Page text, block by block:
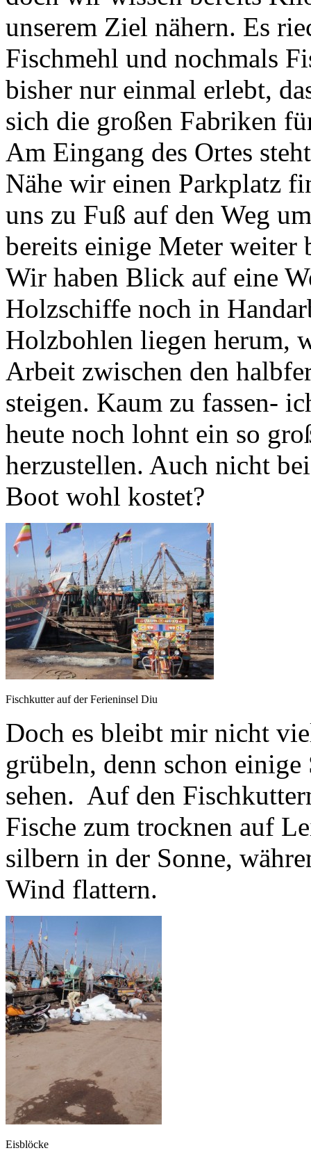
unserem Ziel nähern. Es
Fischmehl und nochmals
bisher nur einmal erlebt,
sich die großen Fabriken
Am Eingang des Ortes
Nähe wir einen Parkplatz
uns zu Fuß auf den Weg
bereits einige Meter weiter
Wir haben Blick auf eine
Holzschiffe noch in
Holzbohlen liegen herum,
Arbeit zwischen den
steigen. Kaum zu fassen-
heute noch lohnt ein so
herzustellen. Auch nicht
Boot wohl kostet?
Fischkutter auf der Ferieninsel Diu
Doch es bleibt mir nicht
grübeln, denn schon
sehen. Auf den
Fische zum trocknen auf
silbern in der Sonne,
Wind flattern.
Eisblöcke